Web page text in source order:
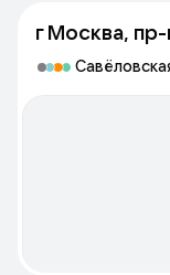
г Москва,